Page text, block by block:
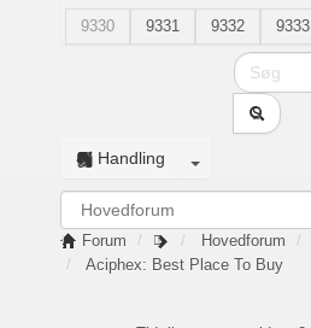
9330
9331 9332 9333
Handling
Forum Hovedforum
Aciphex: Best Place To Buy